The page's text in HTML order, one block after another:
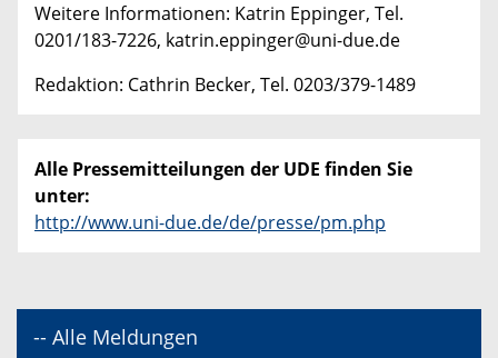
Weitere Informationen: Katrin Eppinger, Tel.
0201/183-7226, katrin.eppinger@uni-due.de
Redaktion: Cathrin Becker, Tel. 0203/379-1489
Alle Pressemitteilungen der UDE finden Sie
unter:
http://www.uni-due.de/de/presse/pm.php
-- Alle Meldungen